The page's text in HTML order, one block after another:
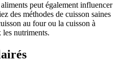
peut également influencer
des méthodes de cuisson saines
au four ou la cuisson à
nutriments.